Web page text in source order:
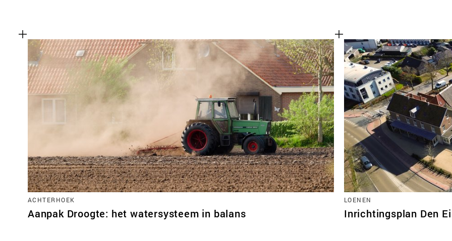
ACHTERHOEK
Aanpak Droogte: het watersysteem in balans
LOENEN
Inrichtingsplan Den